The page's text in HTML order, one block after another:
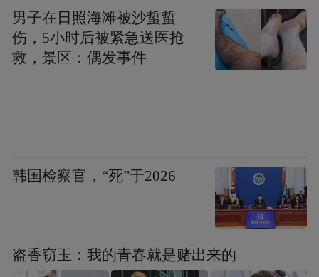
男子在日照海滩被沙蜇蜇
伤，5小时后被紧急送医抢
救，景区：偶发事件
韩国检察官，“死”于2026
盗香窃玉：我的青春就是赌出来的